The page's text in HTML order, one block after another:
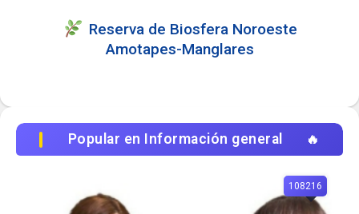
Reserva de Biosfera Noroeste
Amotapes-Manglares
Popular en Información general
108216